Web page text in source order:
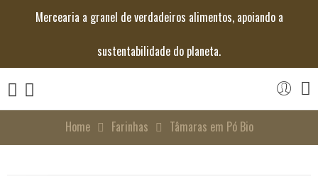
Mercearia a granel de verdadeiros alimentos, apoiando a
sustentabilidade do planeta.
Home Farinhas Tâmaras em Pó Bio